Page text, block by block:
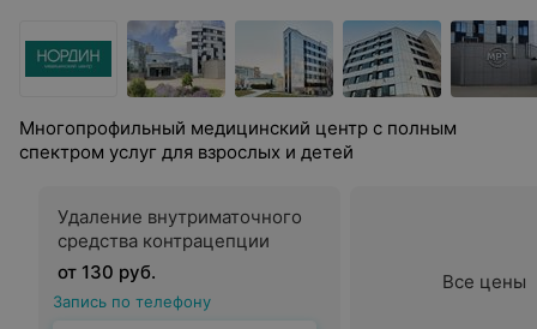
Многопрофильный медицинский центр с полным
спектром услуг для взрослых и детей
Удаление внутриматочного
средства контрацепции
от 130 руб.
Запись по телефону
Все цены